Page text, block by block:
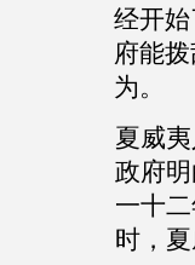
经开
府能
为。
夏威
政府
一十
时，